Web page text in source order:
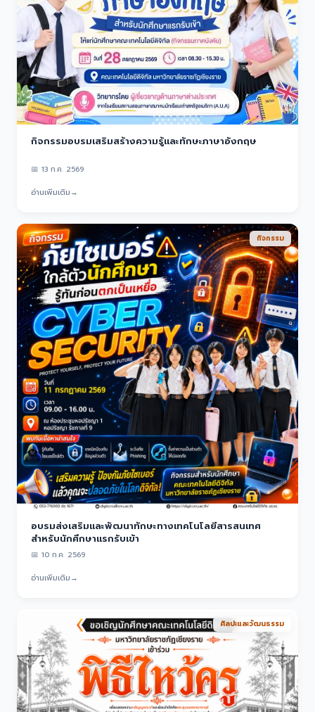
กิจกรรมอบรมเสริมสร้างความรู้และทักษะภาษาอังกฤษ
📅 13 ก.ค. 2569
อ่านเพิ่มเติม→
กิจกรรม
อบรมส่งเสริมและพัฒนาทักษะทางเทคโนโลยีสารสนเทศ
สำหรับนักศึกษาแรกรับเข้า
📅 10 ก.ค. 2569
อ่านเพิ่มเติม→
ศิลปะและวัฒนธรรม